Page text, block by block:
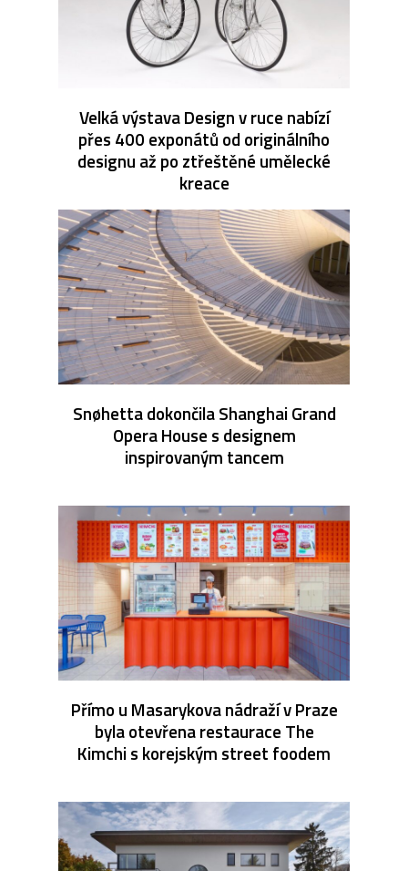
Velká výstava Design v ruce nabízí
přes 400 exponátů od originálního
designu až po ztřeštěné umělecké
kreace
Snøhetta dokončila Shanghai Grand
Opera House s designem
inspirovaným tancem
Přímo u Masarykova nádraží v Praze
byla otevřena restaurace The
Kimchi s korejským street foodem